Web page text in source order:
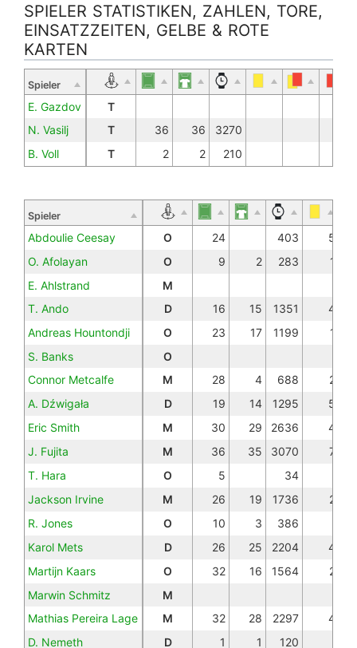
SPIELER STATISTIKEN, ZAHLEN, TORE,
EINSATZZEITEN, GELBE & ROTE
KARTEN
Spieler
E. Gazdov
T
N. Vasilj
T 36 36
3270
B. Voll
T 2 2 210
Spieler
Abdoulie Ceesay O 24 403
5
O. Afolayan
O 9 2 283
1
E. Ahlstrand
M
T. Ando
D 16 15 1351
4
Andreas Hountondji
O 23 17 1199
1
S. Banks
O
Connor Metcalfe
M 28 4 688
2
A. Dźwigała
D 19 14 1295
5
Eric Smith
M 30 29 2636
4
J. Fujita
M 36 35 3070
7
T. Hara
O 5
34
Jackson Irvine
M 26 19 1736
2
R. Jones
O 10 3
386
Karol Mets
D 26 25 2204
4
Martijn Kaars
O 32 16 1564
2
Marwin Schmitz
M
Mathias Pereira Lage
M 32 28 2297
4
D. Nemeth
D 1 1 120